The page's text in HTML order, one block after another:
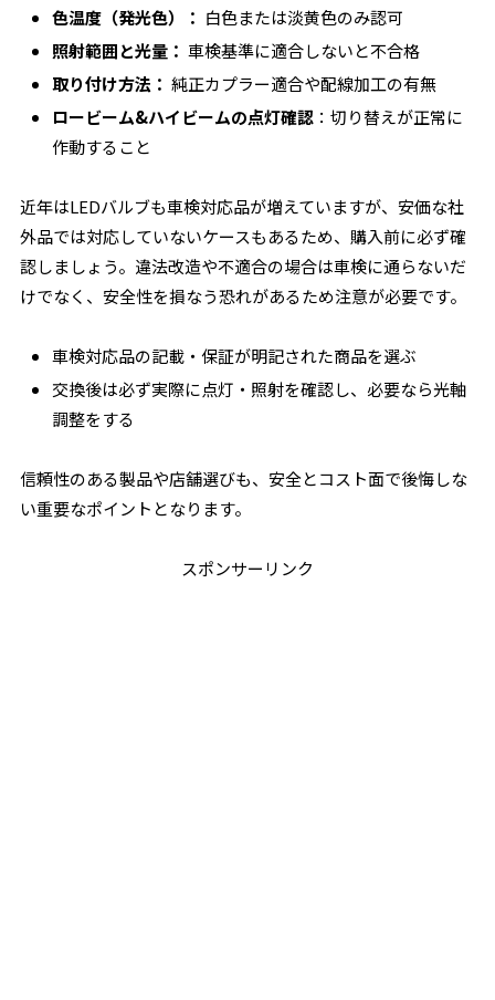
色温度（発光色）： 白色または淡黄色のみ認可
照射範囲と光量： 車検基準に適合しないと不合格
取り付け方法： 純正カプラー適合や配線加工の有無
ロービーム&ハイビームの点灯確認 ：切り替えが正常に
作動すること
近年はLEDバルブも車検対応品が増えていますが、安価な社
外品では対応していないケースもあるため、購入前に必ず確
認しましょう。違法改造や不適合の場合は車検に通らないだ
けでなく、安全性を損なう恐れがあるため注意が必要です。
車検対応品の記載・保証が明記された商品を選ぶ
交換後は必ず実際に点灯・照射を確認し、必要なら光軸
調整をする
信頼性のある製品や店舗選びも、安全とコスト面で後悔しな
い重要なポイントとなります。
スポンサーリンク